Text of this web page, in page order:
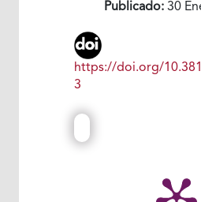
Publicado:30
https://doi.org/
3